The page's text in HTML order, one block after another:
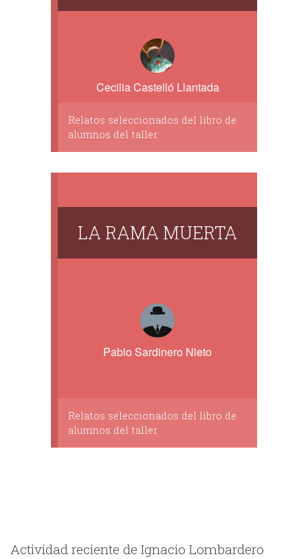
Cecilia Castelló Llantada
Relatos seleccionados del libro de
alumnos del taller
LA RAMA MUERTA
Pablo Sardinero Nieto
Relatos seleccionados del libro de
alumnos del taller
Actividad reciente de Ignacio Lombardero